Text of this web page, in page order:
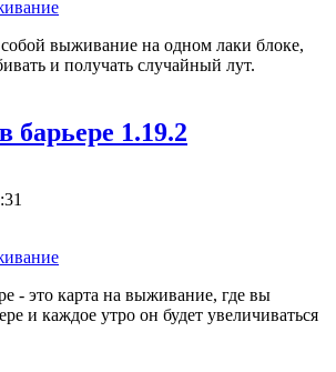
собой выживание на одном лаки блоке,
и получать случайный лут.
1.19.2
- это карта на выживание, где вы
и каждое утро он будет увеличиваться